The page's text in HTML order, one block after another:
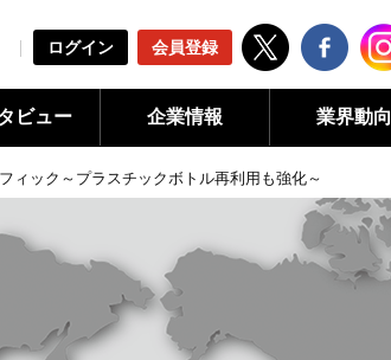
ログイン 会員登録
ビュー 企業情報 業界動向
ィック～プラスチックボトル再利用も強化～